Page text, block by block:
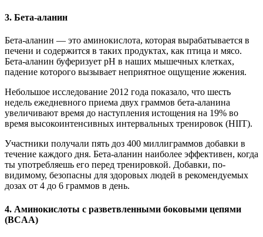
3. Бета-аланин
Бета-аланин — это аминокислота, которая вырабатывается в
печени и содержится в таких продуктах, как птица и мясо.
Бета-аланин буферизует рН в наших мышечных клетках,
падение которого вызывает неприятное ощущение жжения.
Небольшое исследование 2012 года показало, что шесть
недель ежедневного приема двух граммов бета-аланина
увеличивают время до наступления истощения на 19% во
время высокоинтенсивных интервальных тренировок (HIIT).
Участники получали пять доз 400 миллиграммов добавки в
течение каждого дня. Бета-аланин наиболее эффективен, когда
ты употребляешь его перед тренировкой. Добавки, по-
видимому, безопасны для здоровых людей в рекомендуемых
дозах от 4 до 6 граммов в день.
4. Аминокислоты с разветвленными боковыми цепями
(BCAA)